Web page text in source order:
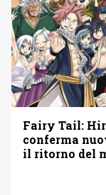
Fairy Tail:
conferma
il ritorno del